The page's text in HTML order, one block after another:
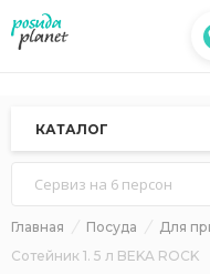
КАТАЛОГ
Сервиз на 6 персон
Главная Посуда Для
Сотейник 1. 5 л BEKA ROCK